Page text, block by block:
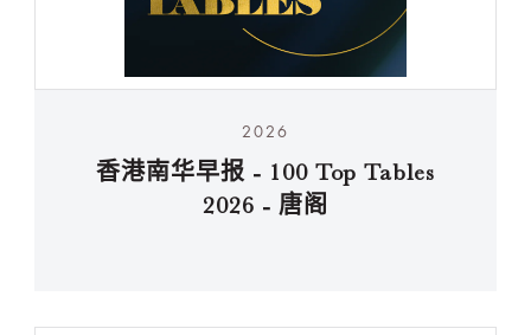
2026
香港南华早报 - 100 Top Tables
2026 - 唐阁